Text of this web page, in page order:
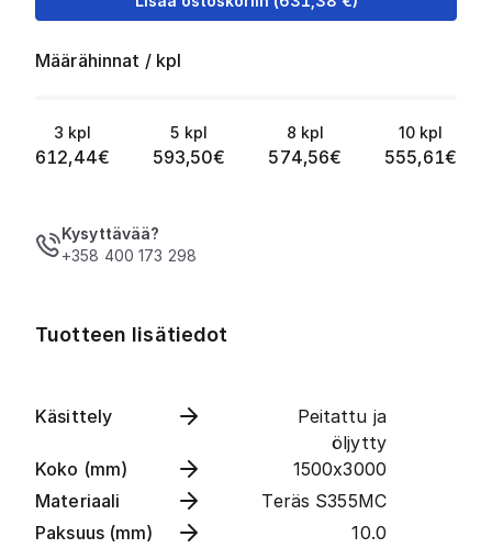
Määrähinnat / kpl
3 kpl
612,44€
5 kpl
593,50€
8 kpl
574,56€
10 kpl
555,61€
Kysyttävää?
+358 400 173 298
Tuotteen lisätiedot
Käsittely
Peitattu ja
öljytty
Koko (mm)
1500x3000
Materiaali
Teräs S355MC
Paksuus (mm)
10.0